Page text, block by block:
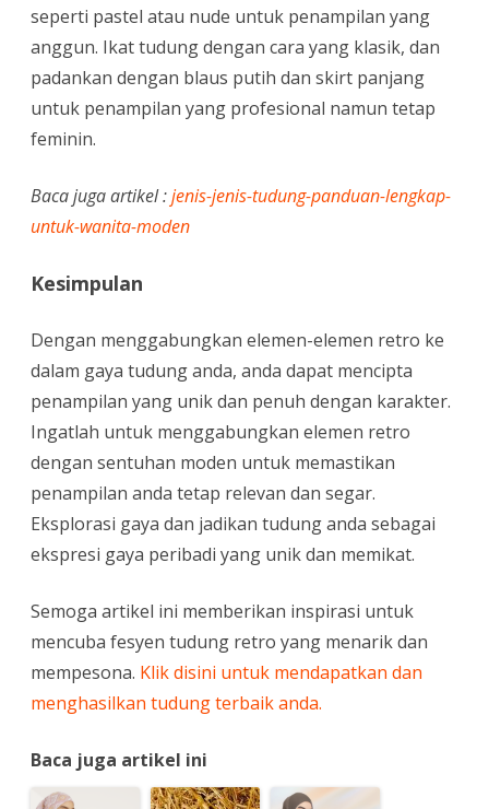
seperti pastel atau nude untuk penampilan yang
anggun. Ikat tudung dengan cara yang klasik, dan
padankan dengan blaus putih dan skirt panjang
untuk penampilan yang profesional namun tetap
feminin.
Baca juga artikel :jenis-jenis-tudung-panduan-lengkap-
untuk-wanita-moden
Kesimpulan
Dengan menggabungkan elemen-elemen retro ke
dalam gaya tudung anda, anda dapat mencipta
penampilan yang unik dan penuh dengan karakter.
Ingatlah untuk menggabungkan elemen retro
dengan sentuhan moden untuk memastikan
penampilan anda tetap relevan dan segar.
Eksplorasi gaya dan jadikan tudung anda sebagai
ekspresi gaya peribadi yang unik dan memikat.
Semoga artikel ini memberikan inspirasi untuk
mencuba fesyen tudung retro yang menarik dan
mempesona. Klik disini untuk mendapatkan dan
menghasilkan tudung terbaik anda.
Baca juga artikel ini